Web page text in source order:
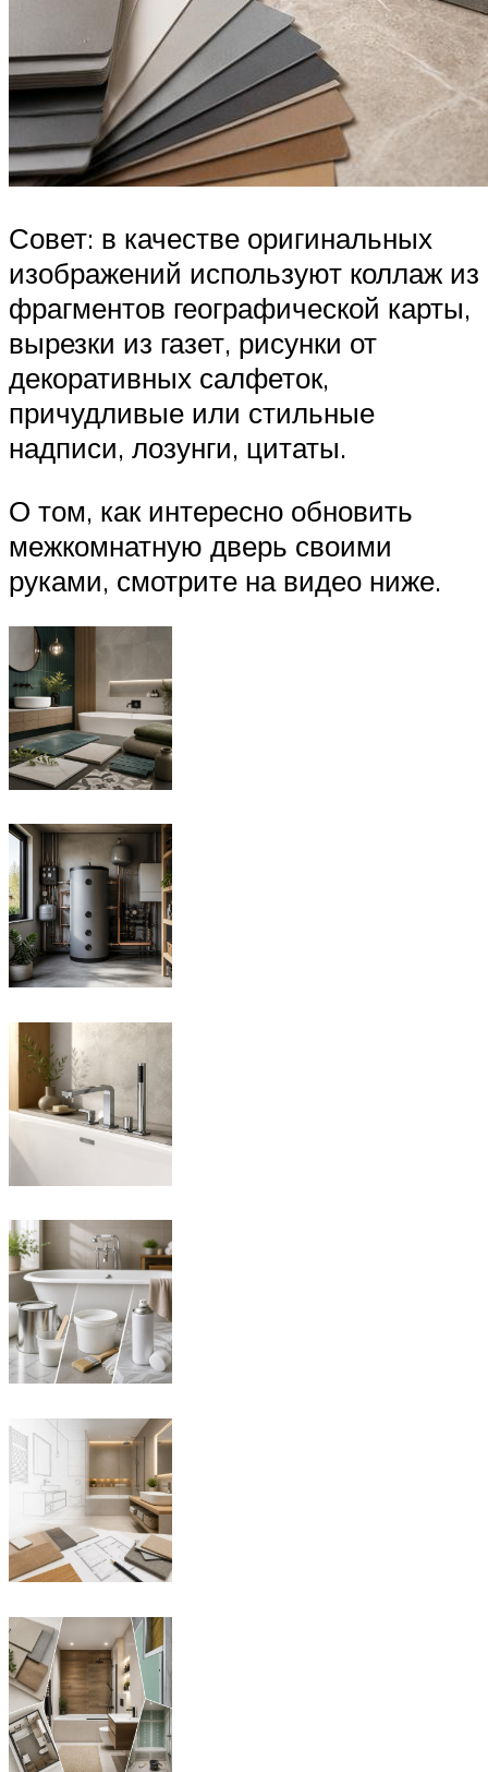
Совет: в качестве оригинальных
изображений используют коллаж из
фрагментов географической карты,
вырезки из газет, рисунки от
декоративных салфеток,
причудливые или стильные
надписи, лозунги, цитаты.
О том, как интересно обновить
межкомнатную дверь своими
руками, смотрите на видео ниже.